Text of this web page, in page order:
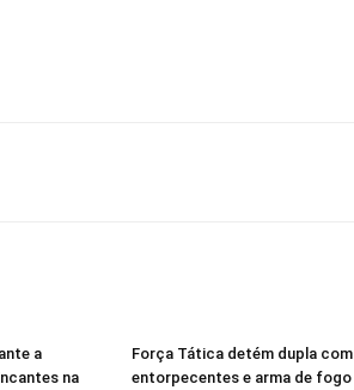
a
na
Força Tática detém dupla com
entorpecentes e arma de fogo